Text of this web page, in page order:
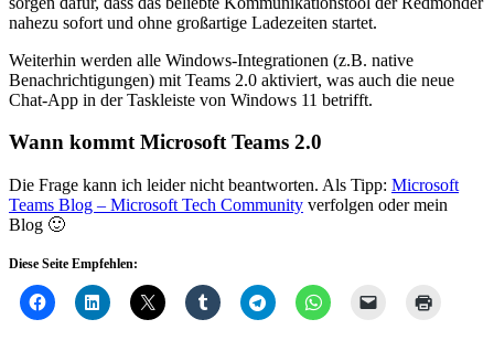
nahezu sofort und ohne großartige Ladezeiten startet.
Weiterhin werden alle Windows-Integrationen (z.B. native
Benachrichtigungen) mit Teams 2.0 aktiviert, was auch die neue
Chat-App in der Taskleiste von Windows 11 betrifft.
Wann kommt Microsoft Teams 2.0
Die Frage kann ich leider nicht beantworten. Als Tipp: Microsoft
Teams Blog – Microsoft Tech Community verfolgen oder mein
Blog 🙂
Diese Seite Empfehlen: